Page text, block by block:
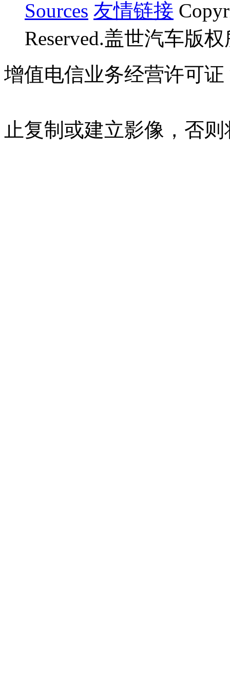
Sources 友情链接
Reserved.盖世汽车版
增值电信业务经营许可证
止复制或建立影像，否